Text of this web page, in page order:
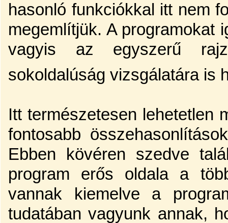
hasonló funkciókkal itt nem
megemlítjük. A programokat
vagyis az egyszerű
sokoldalúság vizsgálatára is
Itt természetesen lehetetlen
fontosabb
Ebben kövéren szedve
program erős oldala a
vannak kiemelve a
tudatában vagyunk annak,